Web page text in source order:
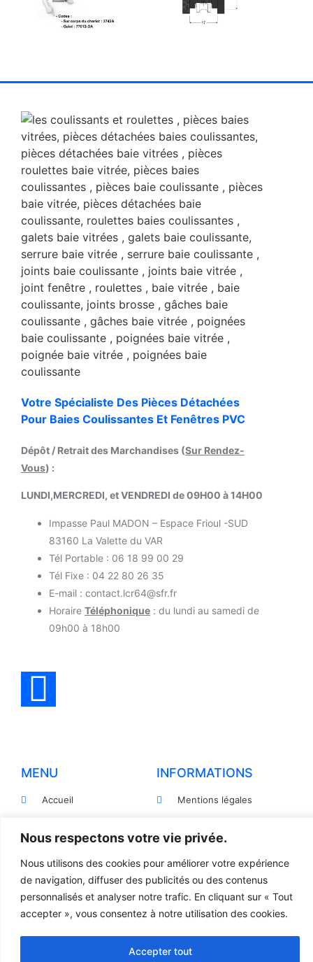
Nous respectons votre vie privée.
Nous utilisons des cookies pour améliorer votre expérience
de navigation, diffuser des publicités ou des contenus
personnalisés et analyser notre trafic. En cliquant sur « Tout
accepter », vous consentez à notre utilisation des cookies.
Accepter tout
Votre Spécialiste Des Pièces Détachées
Pour Baies Coulissantes Et Fenêtres PVC
Dépôt / Retrait des Marchandises (Sur Rendez-
Vous) :
LUNDI,MERCREDI, et VENDREDI de 09H00 à 14H00
Impasse Paul MADON – Espace Frioul -SUD
83160 La Valette du VAR
Tél Portable : 06 18 99 00 29
Tél Fixe : 04 22 80 26 35
E-mail : contact.lcr64@sfr.fr
Horaire Téléphonique : du lundi au samedi de
09h00 à 18h00
MENU
Accueil
Pièces détachées
Devis
Contact
INFORMATIONS
Mentions légales
confidentialité
Conditions générales de
Règlement et Expédition